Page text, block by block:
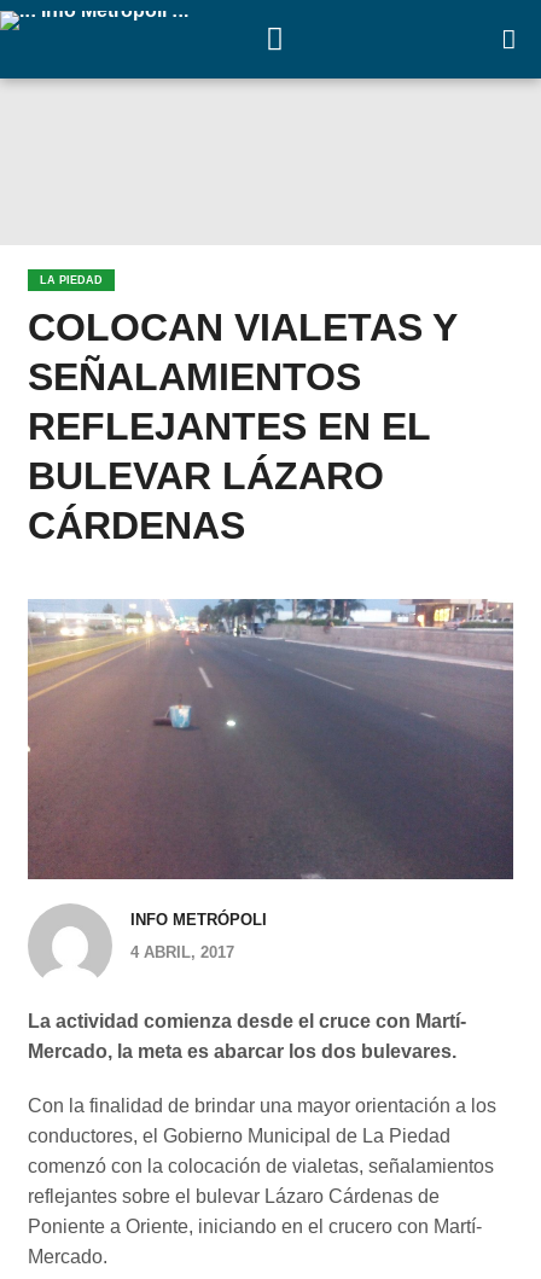
LA PIEDAD
COLOCAN VIALETAS Y
SEÑALAMIENTOS
REFLEJANTES EN EL
BULEVAR LÁZARO
CÁRDENAS
INFO METRÓPOLI
4 ABRIL, 2017
La actividad comienza desde el cruce con Martí-
Mercado, la meta es abarcar los dos bulevares.
Con la finalidad de brindar una mayor orientación a los
conductores, el Gobierno Municipal de La Piedad
comenzó con la colocación de vialetas, señalamientos
reflejantes sobre el bulevar Lázaro Cárdenas de
Poniente a Oriente, iniciando en el crucero con Martí-
Mercado.